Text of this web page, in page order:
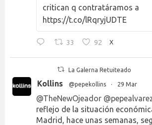
critican q contratáramos a
https://t.co/lRqryjUDTE
33 92 X
La Galerna Retuiteado
Kollins @pepekollins · 29 Mar
@TheNewOjeador
reflejo de la situación
Madrid, hace unas semanas,